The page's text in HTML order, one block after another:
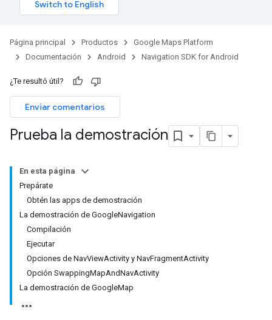
Página principal Productos
Google Maps Platform
Documentación
Android Navigation SDK for Android
¿Te resultó útil?
Enviar comentarios
Prueba la demostración
En esta página
Prepárate
Obtén las apps de demostración
La demostración de GoogleNavigation
Compilación
Ejecutar
Opciones de NavViewActivity y NavFragmentActivity
Opción SwappingMapAndNavActivity
La demostración de GoogleMap